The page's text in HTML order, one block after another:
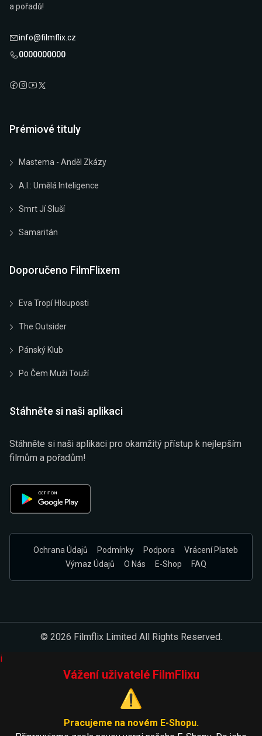
a pořadů!
info@filmflix.cz
0000000000
Prémiové tituly
Mastema - Anděl Zkázy
A.I.: Umělá Inteligence
Smrt Jí Sluší
Samaritán
Doporučeno FilmFlixem
Eva Tropí Hlouposti
The Outsider
Pánský Klub
Po Čem Muži Touží
Stáhněte si naši aplikaci
Stáhněte si naši aplikaci pro okamžitý přístup k nejlepším
filmům a pořadům!
Ochrana Údajů Podmínky Podpora
Vrácení Plateb
Výmaz Údajů
O Nás E-Shop FAQ
© 2026 Filmflix Limited All Rights Reserved.
i
Vážení uživatelé FilmFlixu
⚠️
Pracujeme na novém E-Shopu.